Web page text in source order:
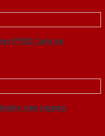
P1R2 Cam xe
van ngang